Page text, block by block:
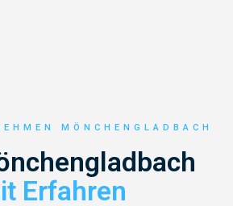
MÖNCHENGLADBACH
Erfahren